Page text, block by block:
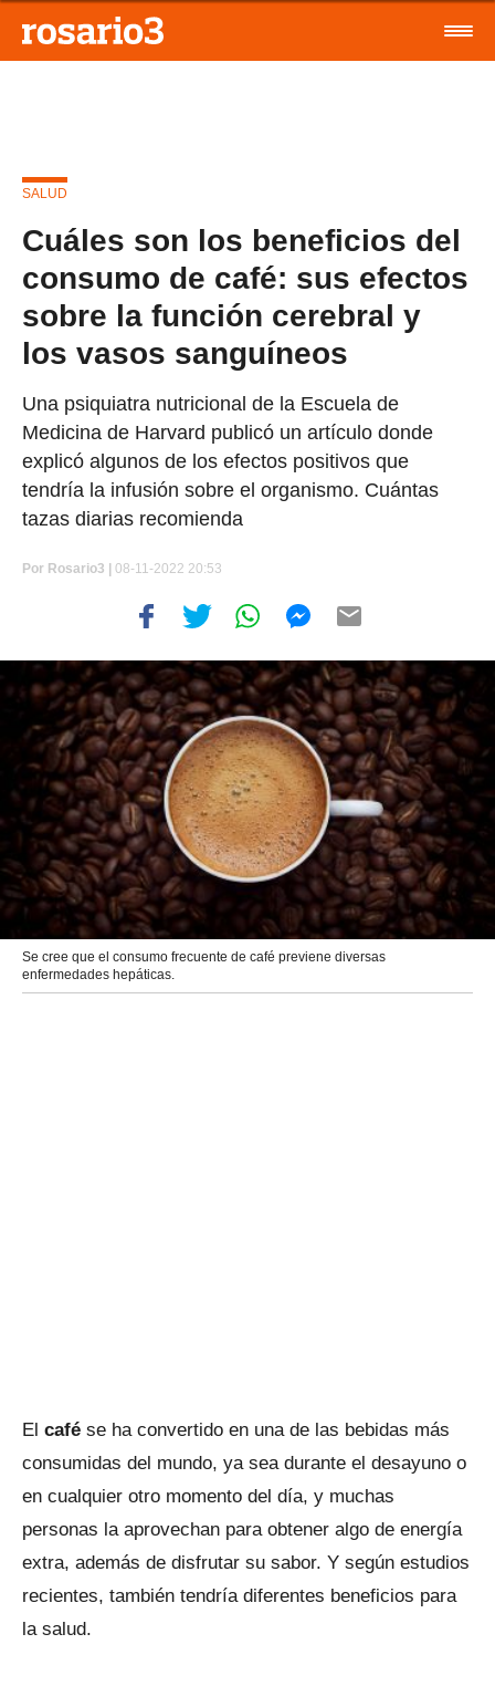
SALUD
Cuáles son los beneficios del
consumo de café: sus efectos
sobre la función cerebral y
los vasos sanguíneos
Una psiquiatra nutricional de la Escuela de
Medicina de Harvard publicó un artículo donde
explicó algunos de los efectos positivos que
tendría la infusión sobre el organismo. Cuántas
tazas diarias recomienda
Por Rosario3 | 08-11-2022 20:53
Se cree que el consumo frecuente de café previene diversas
enfermedades hepáticas.
El café se ha convertido en una de las bebidas más
consumidas del mundo, ya sea durante el desayuno o
en cualquier otro momento del día, y muchas
personas la aprovechan para obtener algo de energía
extra, además de disfrutar su sabor. Y según estudios
recientes, también tendría diferentes beneficios para
la salud.